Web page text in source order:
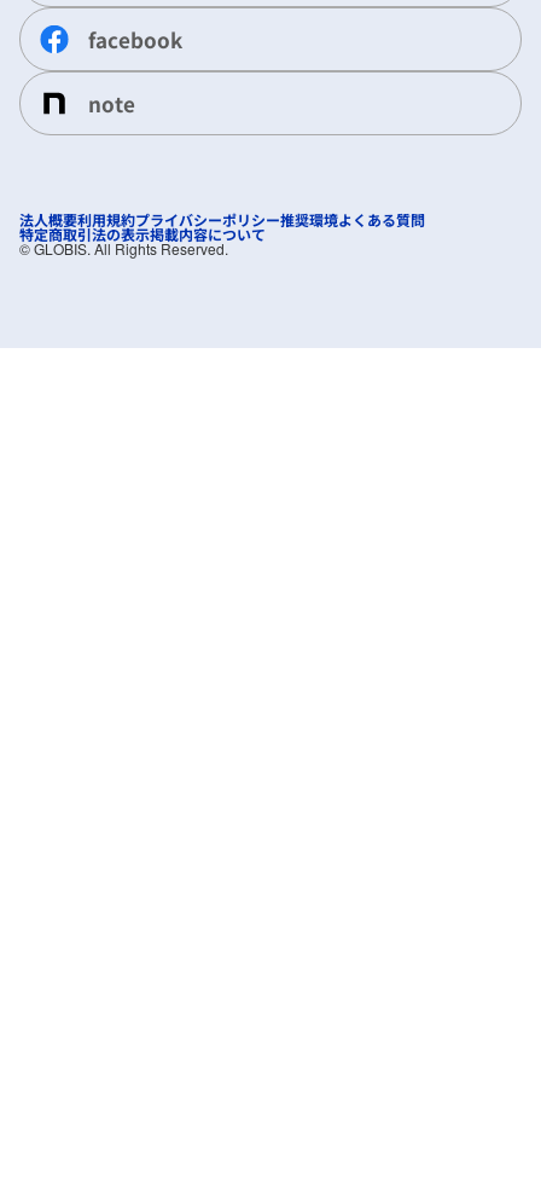
facebook
note
法人概要利用規約プライバシーポリシー推奨環境よくある質問
特定商取引法の表示掲載内容について
©︎ GLOBIS. All Rights Reserved.